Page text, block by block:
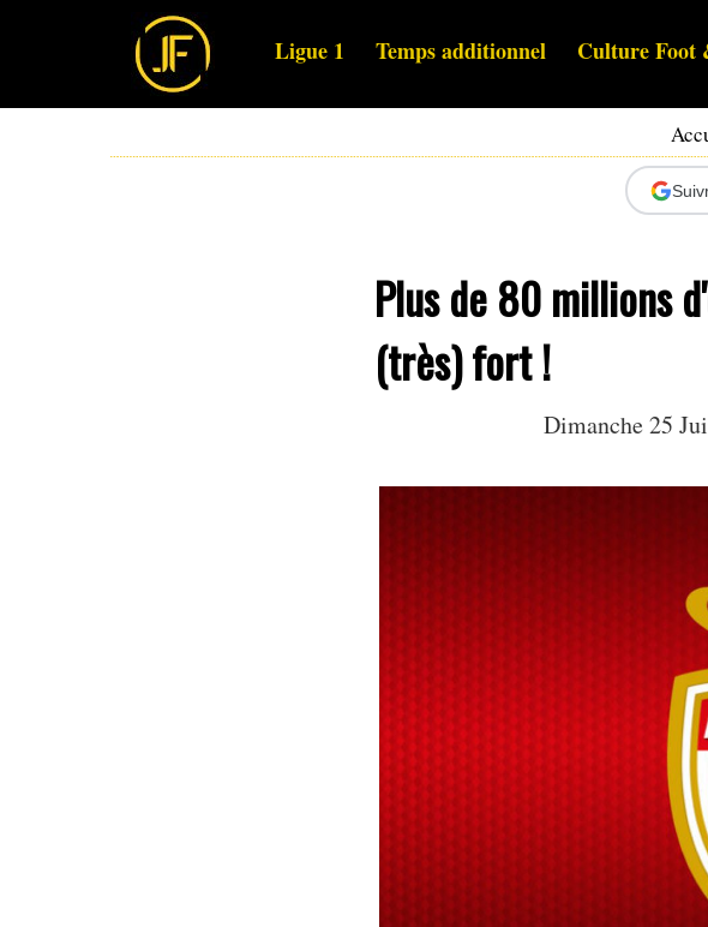
Ligue 1 Temps additionnel Culture Foot
Plus de 80 millions
(très) fort !
Dimanche 25